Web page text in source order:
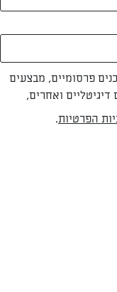
פרסומיים, מבצעים
ואחרים,
הפרטיות.